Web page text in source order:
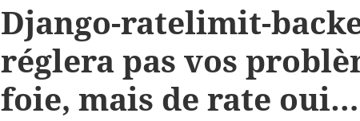
Django-ratelimit-
réglera pas vos
foie, mais de rate oui…